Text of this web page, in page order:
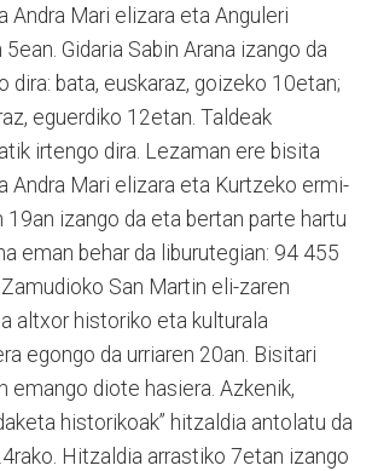
Andra Mari elizara eta Anguleri
5ean. Gidaria Sabin Arana izango da
dira: bata, euskaraz, goizeko 10etan;
eguerdiko 12etan. Taldeak
irtengo dira. Lezaman ere bisita
Andra Mari elizara eta Kurtzeko ermi-
19an izango da eta bertan parte hartu
eman behar da liburutegian: 94 455
San Martin eli-zaren
altxor historiko eta kulturala
egongo da urriaren 20an. Bisitari
emango diote hasiera. Azkenik,
historikoak” hitzaldia antolatu da
Hitzaldia arrastiko 7etan izango